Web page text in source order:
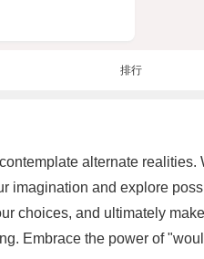
排行
alternate realities.
imagination and explore
choices, and ultimately
Embrace the power of